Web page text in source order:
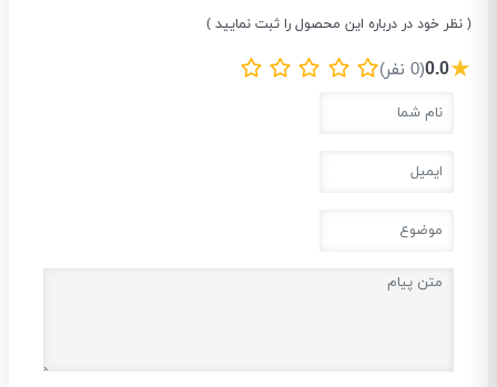
( نظر خود در درباره این محصول را ثبت نمایید )
★
0.0(0 نفر)